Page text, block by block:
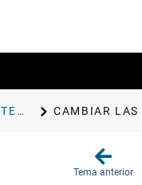
CONFIGURAR EL SISTEMA CAMBIAR LAS
Tema anterior